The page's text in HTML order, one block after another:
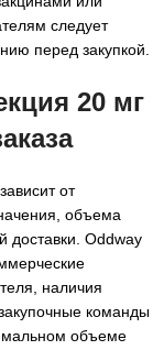
следует
перед закупкой.
20 мг
зависит от
объема
доставки. Oddway
наличия
команды
объеме